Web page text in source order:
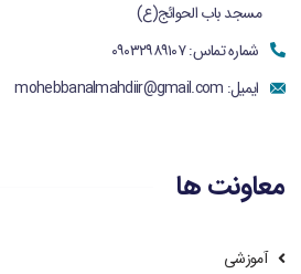
مسجد باب الحوائج(ع)
شماره تماس: ۰۹۰۳۲۹۸۹۱۰۷
ایمیل: mohebbanalmahdiir@gmail.com
معاونت ها
آموزشی